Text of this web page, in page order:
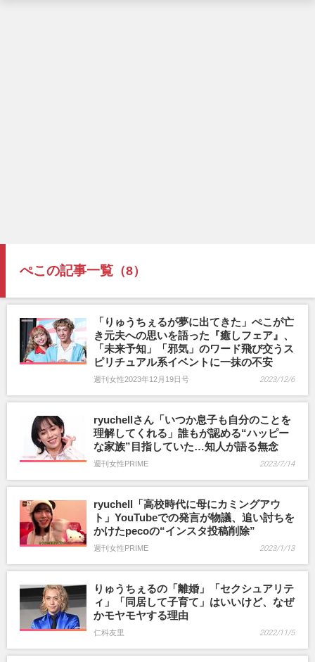
ぺこの記事一覧 （8）
「りゅうちぇるが夢に出てきた」ぺこが亡
き元夫への思いを語った『癒しフェア』、
「未来予知」「邪気」のワード飛び交うス
ピリチュアル系イベントに一抹の不安
週刊女性2023年12月19日号 2023/12/6
ryuchellさん「いつか息子も自分のことを
理解してくれる」誰もが認める“ハッピー
な家族”目指していた…知人が語る無念
週刊女性PRIME 2023/7/14
ryuchell「高校時代に母にカミングアウ
ト」YouTubeでの発言が物議、追い討ちを
かけたpecoの“インスタ投稿削除”
週刊女性PRIME 2023/1/13
りゅうちぇるの「離婚」「セクシュアリテ
ィ」「同居して子育て」はいいけど、なぜ
かモヤモヤする理由
仁科友里 2022/11/5